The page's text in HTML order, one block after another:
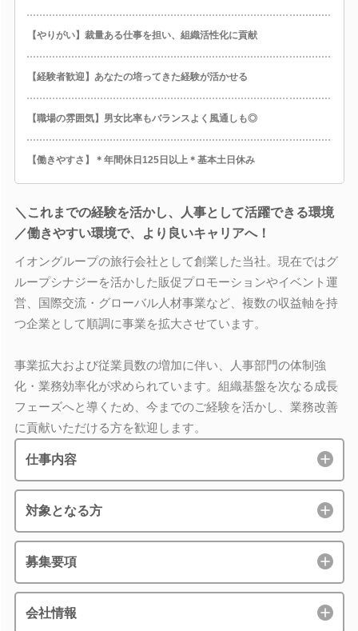
【やりがい】裁量ある仕事を担い、組織活性化に貢献
【経験者歓迎】あなたの培ってきた経験が活かせる
【職場の雰囲気】男女比率もバランスよく風通しも◎
【働きやすさ】＊年間休日125日以上＊基本土日休み
＼これまでの経験を活かし、人事として活躍できる環境
／働きやすい環境で、より良いキャリアへ！
イオングループの旅行会社として創業した当社。現在ではグ
ループシナジーを活かした販促プロモーションやイベント運
営、国際交流・グローバル人材事業など、複数の収益軸を持
つ企業として順調に事業を拡大させています。
事業拡大および従業員数の増加に伴い、人事部門の体制強
化・業務効率化が求められています。組織基盤を次なる成長
フェーズへと導くため、今までのご経験を活かし、業務改善
に貢献いただける方を歓迎します。
仕事内容
対象となる方
募集要項
会社情報